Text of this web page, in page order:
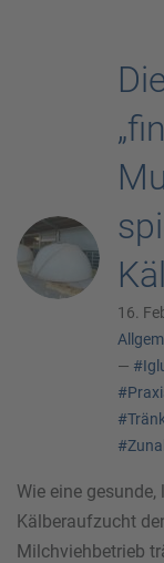
16.
—
Wie eine
Kälberaufzucht
Milchviehbetrieb